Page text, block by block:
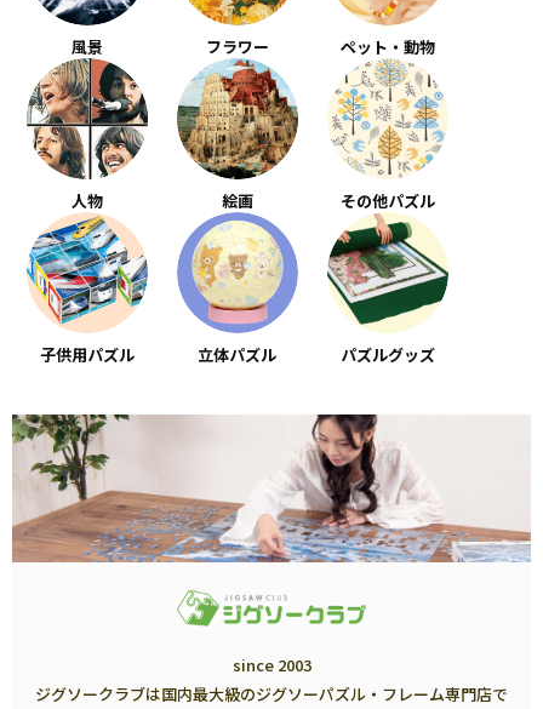
風景 フラワー ペット・動物
人物 絵画 その他パズル
子供用パズル 立体パズル パズルグッズ
since 2003
ジグソークラブは国内最大級のジグソーパズル・フレーム専門店で